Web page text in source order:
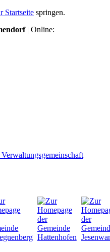
Startseite springen.
| Online: